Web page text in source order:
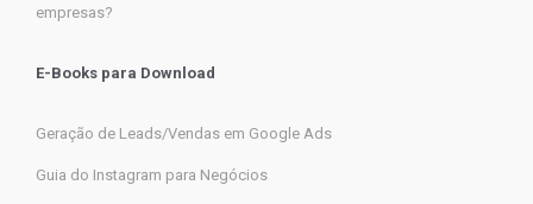
empresas?
E-Books para Download
Geração de Leads/Vendas em Google Ads
Guia do Instagram para Negócios